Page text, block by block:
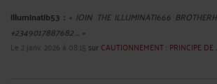
illuminatib53 : « JOIN THE ILLUMINATI666
+2349017887682 ... »
Le 2 janv. 2026 à 08:15 sur CAUTIONNEMENT : PRINCIPE DE